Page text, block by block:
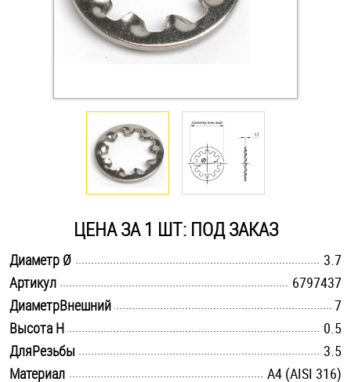
Крюки, кольца с шурупной резьбой
Саморезы и шурупы
Стопорные кольца
Такелаж
Хомуты
Шайбы
ЦЕНА ЗА 1 ШТ: ПОД ЗАКАЗ
Диаметр Ø
3.7
Артикул
6797437
ДиаметрВнешний
7
Высота H
0.5
ДляРезьбы
3.5
Материал
A4 (AISI 316)